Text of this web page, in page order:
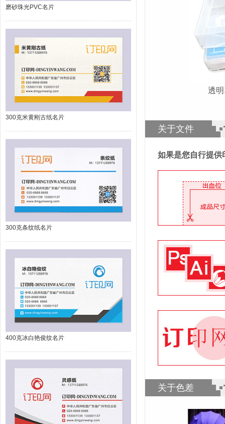
磨砂珠光PVC名片
300克米黄刚古纸名片
300克条纹纸名片
400克冰白艳俊纹名片
关于文件
如果是您自行提供
关于色差